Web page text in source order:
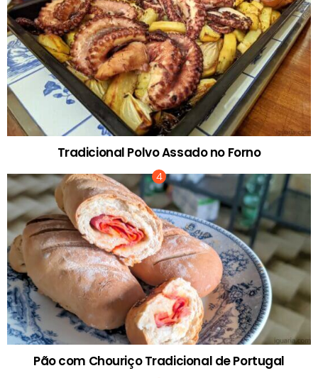
Tradicional Polvo Assado no Forno
Pão com Chouriço Tradicional de Portugal